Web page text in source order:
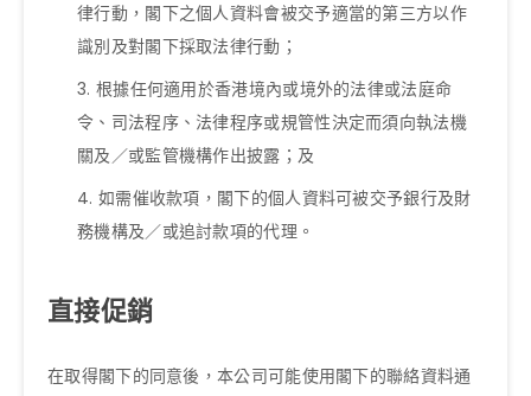
律行動，閣下之個人資料會被交予適當的第三方以作
識別及對閣下採取法律行動；
根據任何適用於香港境內或境外的法律或法庭命
令、司法程序、法律程序或規管性決定而須向執法機
關及／或監管機構作出披露；及
如需催收款項，閣下的個人資料可被交予銀行及財
務機構及／或追討款項的代理。
直接促銷
在取得閣下的同意後，本公司可能使用閣下的聯絡資料通